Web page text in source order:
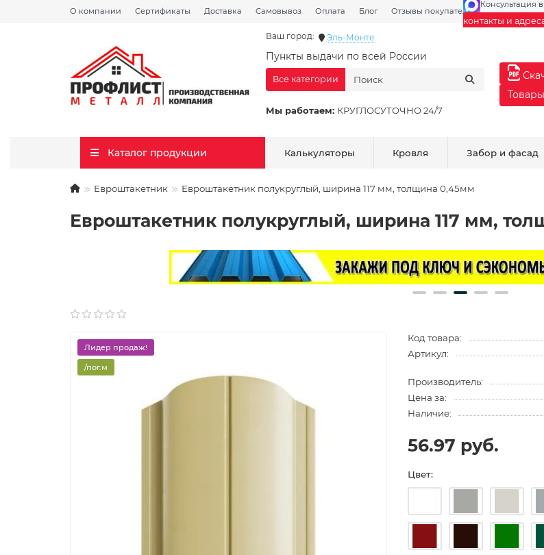
О компании Сертификаты Доставка Самовывоз Оплата Блог Отзывы покупателей Галерея
Консультация
контакты и
Ваш город: Эль-Монте
Пункты выдачи по всей России
Мы работаем: КРУГЛОСУТОЧНО 24/7
Все категории
Каталог продукции Калькуляторы Кровля Забор и фасад
Евроштакетник Евроштакетник полукруглый, ширина 117 мм, толщина 0,45мм
Евроштакетник полукруглый, ширина 117 мм,
Лидер продаж!
/пог.м
Код товара:
Артикул:
Производитель:
Цена за:
Наличие:
56.97 руб.
Цвет: